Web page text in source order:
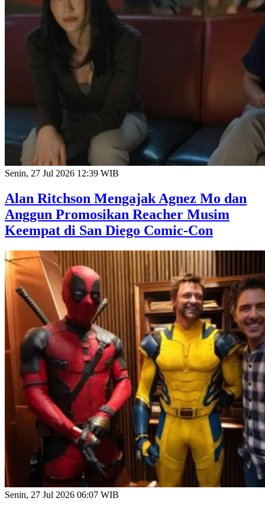
Senin, 27 Jul 2026 12:39 WIB
Alan Ritchson Mengajak Agnez Mo dan
Anggun Promosikan Reacher Musim
Keempat di San Diego Comic-Con
Senin, 27 Jul 2026 06:07 WIB